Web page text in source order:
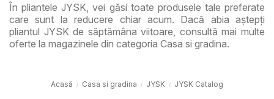
În pliantele JYSK, vei găsi toate produsele tale preferate
care sunt la reducere chiar acum. Dacă abia aștepți
pliantul JYSK de săptămâna viitoare, consultă mai multe
oferte la magazinele din categoria Casa si gradina.
Acasă Casa si gradina JYSK JYSK Catalog